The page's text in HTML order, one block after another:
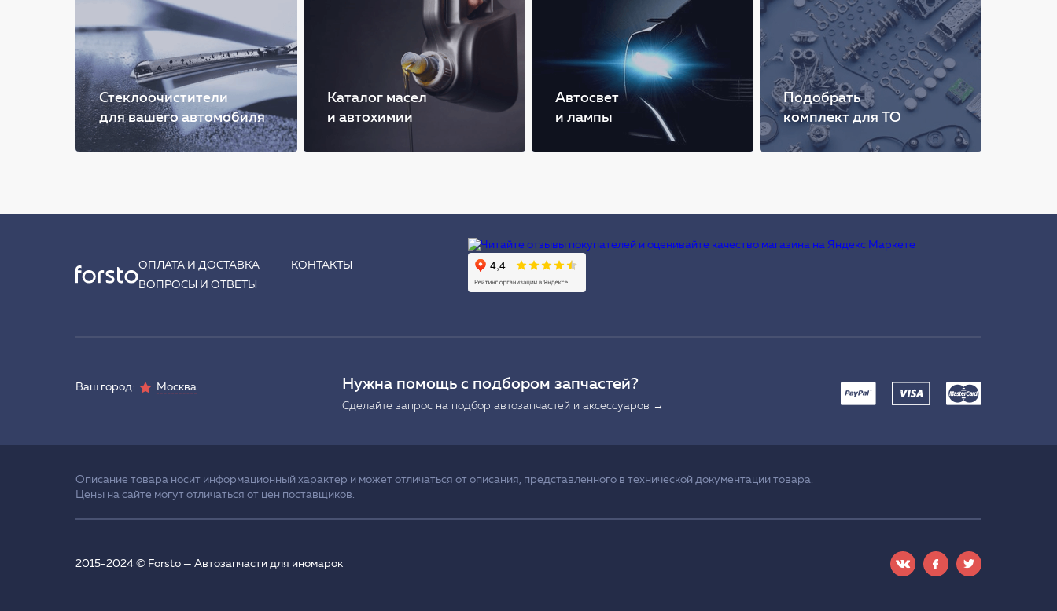
Стеклоочистители
для вашего автомобиля
Каталог масел
и автохимии
Автосвет
и лампы
Подобрать
комплект для ТО
ОПЛАТА И ДОСТАВКА
КОНТАКТЫ
ВОПРОСЫ И ОТВЕТЫ
Ваш город: Москва Нужна помощь с подбором запчастей?
Сделайте запрос на подбор автозапчастей и аксессуаров →
Описание товара носит информационный характер и может отличаться от описания, представленного в технической документации товара.
Цены на сайте могут отличаться от цен поставщиков.
2015-2024 © Forsto — Автозапчасти для иномарок